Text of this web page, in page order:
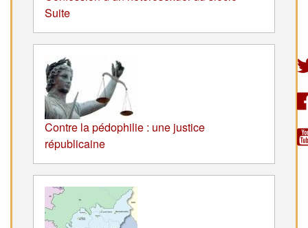
Suite
Contre la pédophilie : une justice
républicaine